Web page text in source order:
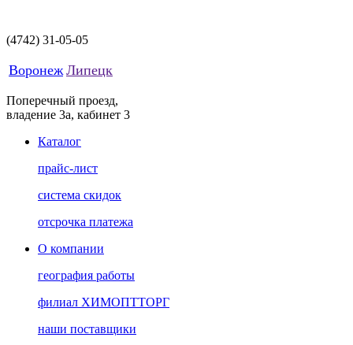
(4742) 31-05-05
Воронеж Липецк
Поперечный проезд,
владение 3а, кабинет 3
Каталог
прайс-лист
система скидок
отсрочка платежа
О компании
география работы
филиал ХИМОПТТОРГ
наши поставщики